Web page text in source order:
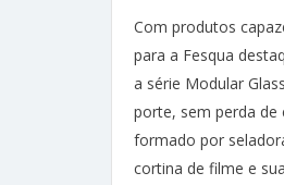
Com produtos
para a Fesqua
a série Modular
porte, sem perda
formado por
cortina de filme e